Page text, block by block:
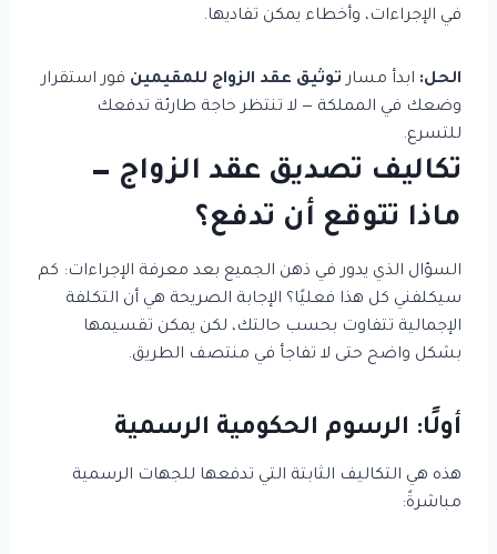
في الإجراءات، وأخطاء يمكن تفاديها.
الحل: ابدأ مسار توثيق عقد الزواج للمقيمين فور استقرار
وضعك في المملكة — لا تنتظر حاجة طارئة تدفعك
للتسرع.
تكاليف تصديق عقد الزواج —
ماذا تتوقع أن تدفع؟
السؤال الذي يدور في ذهن الجميع بعد معرفة الإجراءات: كم
سيكلفني كل هذا فعليًا؟ الإجابة الصريحة هي أن التكلفة
الإجمالية تتفاوت بحسب حالتك، لكن يمكن تقسيمها
بشكل واضح حتى لا تفاجأ في منتصف الطريق.
أولًا: الرسوم الحكومية الرسمية
هذه هي التكاليف الثابتة التي تدفعها للجهات الرسمية
مباشرةً: